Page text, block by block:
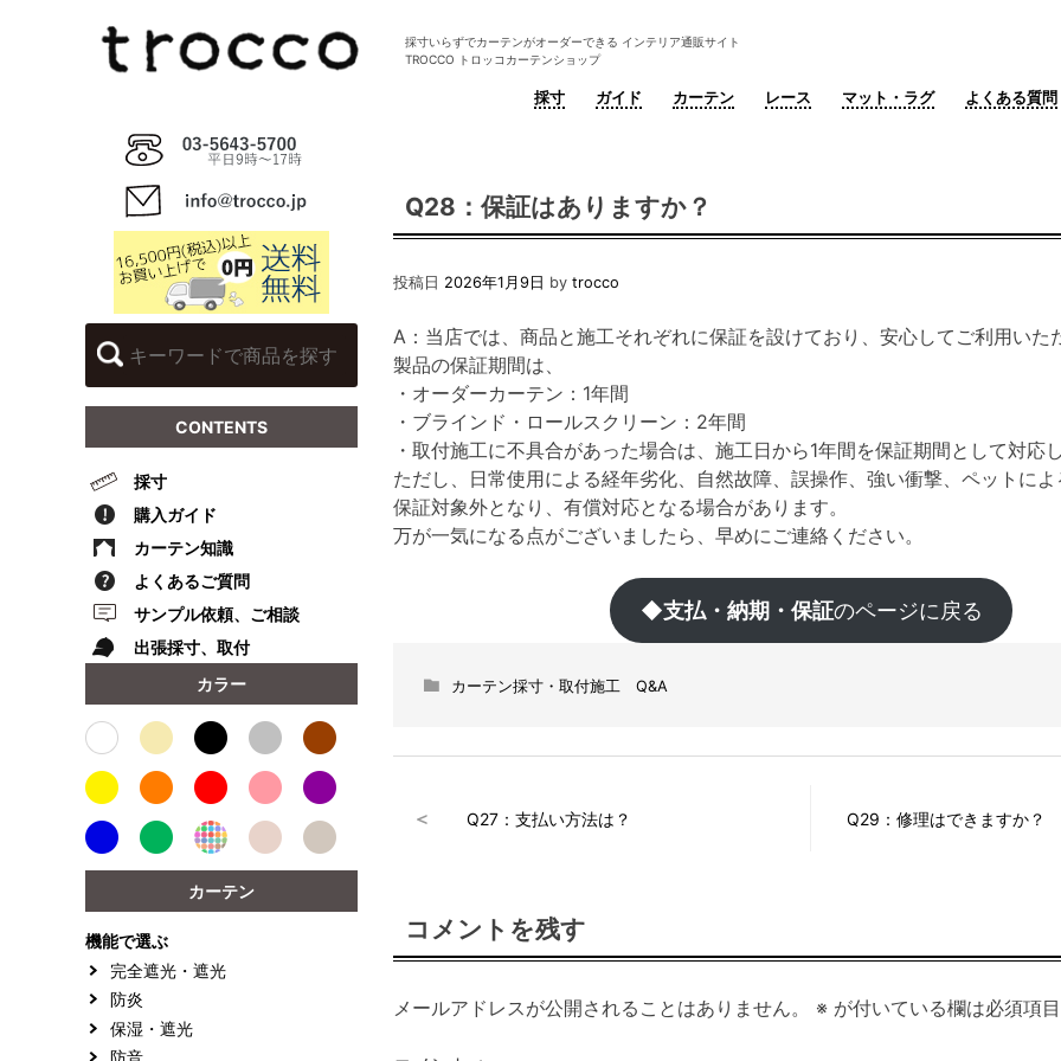
採寸いらずでカーテンがオーダーできる インテリア通販サイト
TROCCO トロッコカーテンショップ
採寸 ガイド カーテン レース マット・ラグ よくある質問
Q28：保証はありますか？
投稿日 2026年1月9日 by trocco
A：当店では、商品と施工それぞれに保証を設けており、安心してご利用いた
製品の保証期間は、
・オーダーカーテン：1年間
・ブラインド・ロールスクリーン：2年間
・取付施工に不具合があった場合は、施工日から1年間を保証期間として対応
ただし、日常使用による経年劣化、自然故障、誤操作、強い衝撃、ペットに
保証対象外となり、有償対応となる場合があります。
万が一気になる点がございましたら、早めにご連絡ください。
◆支払・納期・保証のページに戻る
カーテン採寸・取付施工 Q&A
ビ
ー
＜ Q27：支払い方法は？ Q29：修理はできますか？
コメントを残す
メールアドレスが公開されることはありません。 ※ が付いている欄は必須項
CONTENTS
採寸
購入ガイド
カーテン知識
よくあるご質問
サンプル依頼、ご相談
出張採寸、取付
カラー
カーテン
機能で選ぶ
完全遮光・遮光
防炎
保湿・遮光
防音